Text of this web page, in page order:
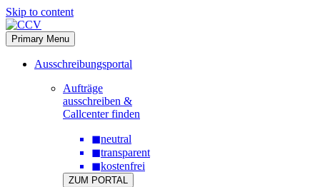
Skip to content
Primary Menu
Ausschreibungsportal
Aufträge
ausschreiben &
Callcenter finden
◼neutral
◼transparent
◼kostenfrei
ZUM PORTAL